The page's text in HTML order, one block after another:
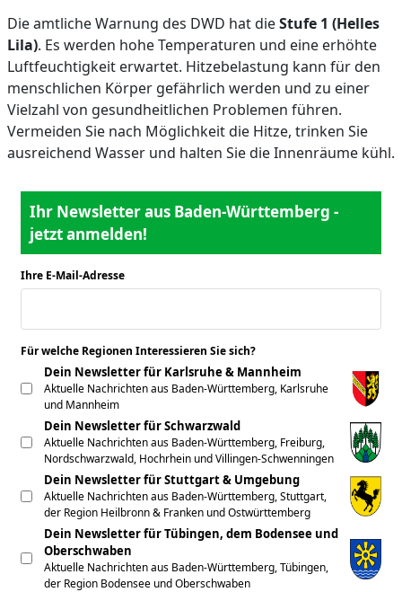
Die amtliche Warnung des DWD hat dieStufe 1 (Helles
Lila). Es werden hohe Temperaturen und eine erhöhte
Luftfeuchtigkeit erwartet. Hitzebelastung kann für den
menschlichen Körper gefährlich werden und zu einer
Vielzahl von gesundheitlichen Problemen führen.
Vermeiden Sie nach Möglichkeit die Hitze, trinken Sie
ausreichend Wasser und halten Sie die Innenräume kühl.
Ihr Newsletter aus Baden-Württemberg -
jetzt anmelden!
Ihre E-Mail-Adresse
Für welche Regionen Interessieren Sie sich?
Dein Newsletter für Karlsruhe & Mannheim
Aktuelle Nachrichten aus Baden-Württemberg, Karlsruhe
und Mannheim
Dein Newsletter für Schwarzwald
Aktuelle Nachrichten aus Baden-Württemberg, Freiburg,
Nordschwarzwald, Hochrhein und Villingen-Schwenningen
Dein Newsletter für Stuttgart & Umgebung
Aktuelle Nachrichten aus Baden-Württemberg, Stuttgart,
der Region Heilbronn & Franken und Ostwürttemberg
Dein Newsletter für Tübingen, dem Bodensee und
Oberschwaben
Aktuelle Nachrichten aus Baden-Württemberg, Tübingen,
der Region Bodensee und Oberschwaben